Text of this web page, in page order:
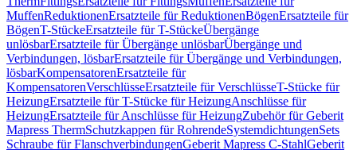
MuffenReduktionenErsatzteile für ReduktionenBögenErsatzteile für
BögenT-StückeErsatzteile für T-StückeÜbergänge
unlösbarErsatzteile für Übergänge unlösbarÜbergänge und
Verbindungen, lösbarErsatzteile für Übergänge und Verbindungen,
lösbarKompensatorenErsatzteile für
KompensatorenVerschlüsseErsatzteile für VerschlüsseT-Stücke für
HeizungErsatzteile für T-Stücke für HeizungAnschlüsse für
HeizungErsatzteile für Anschlüsse für HeizungZubehör für Geberit
Mapress ThermSchutzkappen für RohrendeSystemdichtungenSets
Schraube für FlanschverbindungenGeberit Mapress C-StahlGeberit